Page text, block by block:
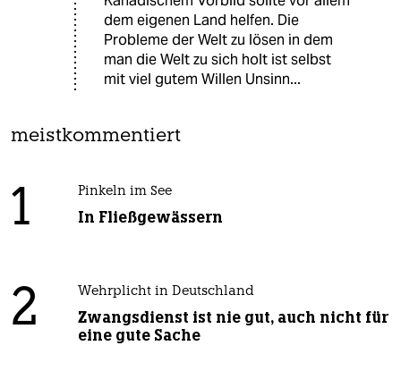
dem eigenen Land helfen. Die
Probleme der Welt zu lösen in dem
man die Welt zu sich holt ist selbst
mit viel gutem Willen Unsinn...
meistkommentiert
1 Pinkeln im See
In Fließgewässern
2 Wehrplicht in Deutschland
Zwangsdienst ist nie gut, auch nicht für
eine gute Sache